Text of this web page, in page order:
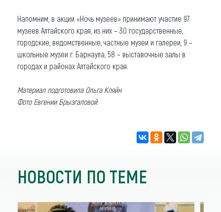
Напомним, в акции «Ночь музеев» принимают участие 97
музеев Алтайского края, из них – 30 государственные,
городские, ведомственные, частные музеи и галереи, 9 –
школьные музеи г. Барнаула, 58 – выставочные залы в
городах и районах Алтайского края.
Материал подготовила Ольга Кляйн
Фото Евгении Брызгаловой
НОВОСТИ ПО ТЕМЕ